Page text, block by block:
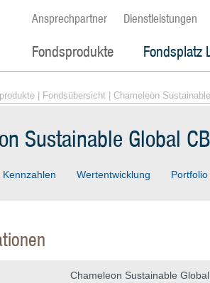
Ansprechpartner Dienstleistungen
Fondsprodukte Fondsplatz
Fondsübersicht | Chameleon
Sustainable Global
Kennzahlen Wertentwicklung Portfolio
Chameleon Sustainable